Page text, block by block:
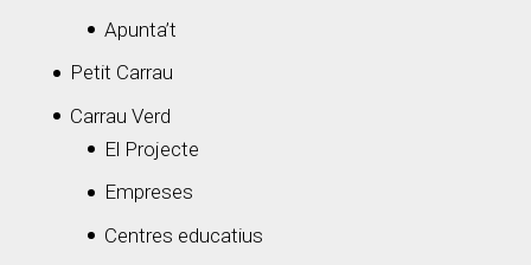
Apunta’t
Petit Carrau
Carrau Verd
El Projecte
Empreses
Centres educatius